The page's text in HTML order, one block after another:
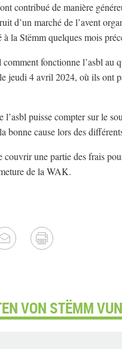
contribué de manière
d’un marché de l’avent
la Stëmm quelques mois
fonctionne l’asbl au
jeudi 4 avril 2024, où ils ont
l’asbl puisse compter sur le
bonne cause lors des
une partie des frais
de la WAK.
VON STËMM